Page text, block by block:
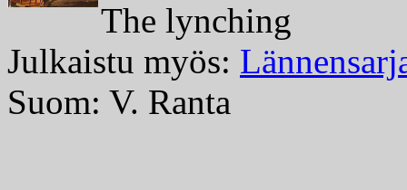
The lynching
Julkaistu myös:
Suom: V. Ranta